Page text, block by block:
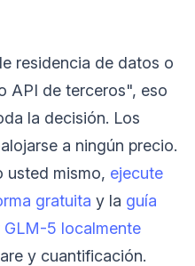
residencia de datos o
API de terceros", eso
la decisión. Los
a ningún precio.
usted mismo, ejecute
gratuita y la guía
5 localmente
y cuantificación.